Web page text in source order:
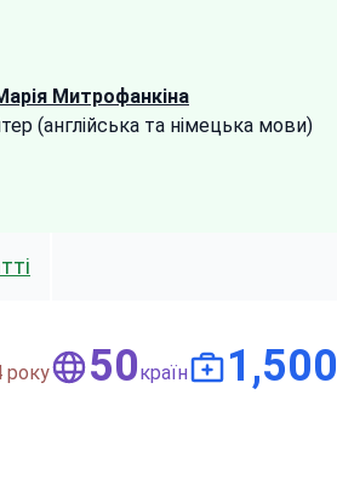
Митрофанкіна
(англійська та німецька мови)
року 50країн 1,500